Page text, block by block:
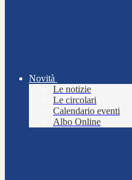
Novità
Le notizie
Le circolari
Calendario eventi
Albo Online